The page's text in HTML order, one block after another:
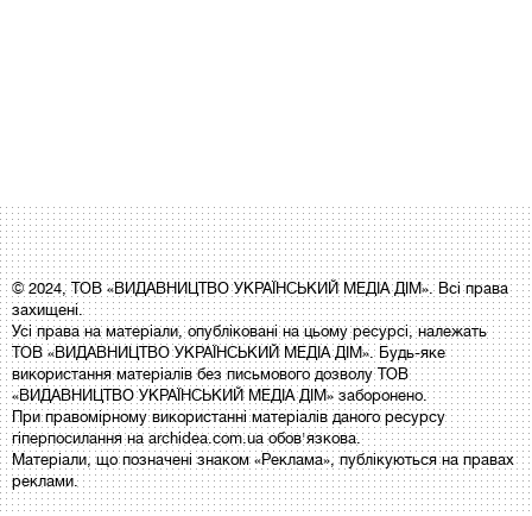
© 2024, ТОВ «ВИДАВНИЦТВО УКРАЇНСЬКИЙ МЕДІА ДІМ». Всі права
захищені.
Усі права на матеріали, опубліковані на цьому ресурсі, належать
ТОВ «ВИДАВНИЦТВО УКРАЇНСЬКИЙ МЕДІА ДІМ». Будь-яке
використання матеріалів без письмового дозволу ТОВ
«ВИДАВНИЦТВО УКРАЇНСЬКИЙ МЕДІА ДІМ» заборонено.
При правомірному використанні матеріалів даного ресурсу
гіперпосилання на archidea.com.ua обов'язкова.
Матеріали, що позначені знаком «Реклама», публікуються на правах
реклами.